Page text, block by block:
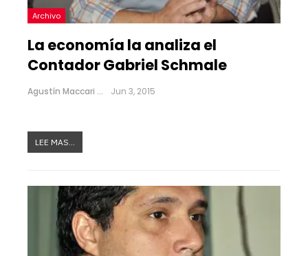
Archivo
La economía la analiza el
Contador Gabriel Schmale
Agustín Maccari Jun 3, 2015
LEE MAS...